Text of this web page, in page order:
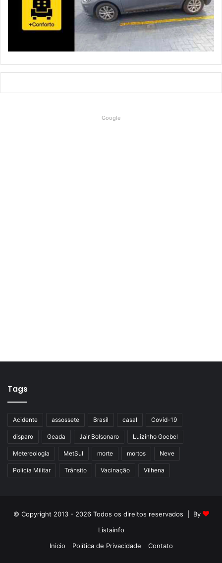
Google
Tags
Acidente assossete Brasil casal Covid-19
disparo Geada Jair Bolsonaro Luizinho Goebel
Metereologia MetSul morte mortos Neve
Policia Militar Trânsito Vacinação Vilhena
© Copyright 2013 - 2026 Todos os direitos reservados | By
Listainfo
Inicio
Política de Privacidade Contato